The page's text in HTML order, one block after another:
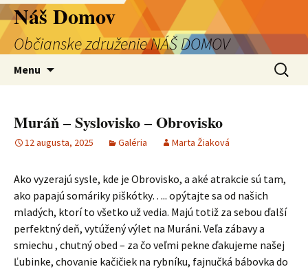
Preskočiť
na
obsah
Náš Domov
Občianske združenie NÁŠ DOMOV
Menu Hľadať:
Muráň – Syslovisko – Obrovisko
12 augusta, 2025 Galéria Marta Žiaková
Ako vyzerajú sysle, kde je Obrovisko, a aké atrakcie sú tam,
ako papajú somáriky piškótky….. opýtajte sa od našich
mladých, ktorí to všetko už vedia. Majú totiž za sebou ďalší
perfektný deň, vytúžený výlet na Muráni. Veľa zábavy a
smiechu , chutný obed – za čo veľmi pekne ďakujeme našej
Ľubinke, chovanie kačičiek na rybníku, fajnučká bábovka do